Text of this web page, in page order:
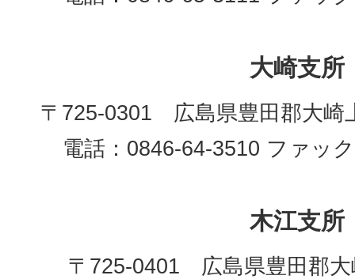
大崎支所
〒725-0301 広島県豊田郡大崎
電話：0846-64-3510 ファッ
木江支所
〒725-0401 広島県豊田郡大